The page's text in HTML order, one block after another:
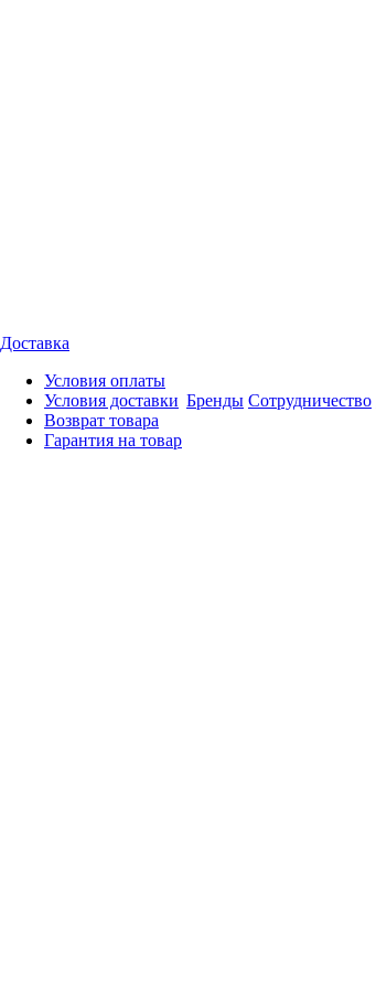
Доставка
Условия оплаты
Условия доставки
Возврат товара
Гарантия на товар
Бренды Сотрудничество